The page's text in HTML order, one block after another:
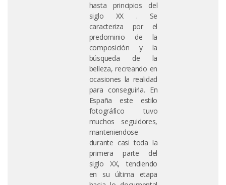
hasta principios del
siglo XX . Se
caracteriza por el
predominio de la
composición y la
búsqueda de la
belleza, recreando en
ocasiones la realidad
para conseguirla. En
España este estilo
fotográfico tuvo
muchos seguidores,
manteniendose
durante casi toda la
primera parte del
siglo XX, tendiendo
en su última etapa